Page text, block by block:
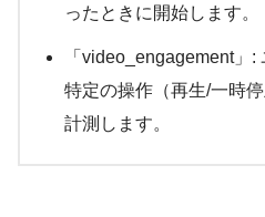
ったときに開始します。
「video_engagement」
特定の操作（再生/一時
計測します。